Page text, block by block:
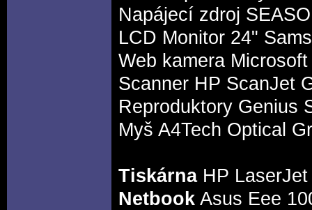
Napájecí zdroj
LCD Monitor 24"
Web kamera
Scanner HP ScanJet
Reproduktory Genius
Myš A4Tech Optical
TiskárnaHP LaserJet
Netbook Asus Eee